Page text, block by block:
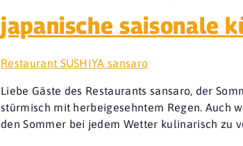
japanische saisonale
Restaurant SUSHIYA sansaro
Liebe Gäste des Restaurants sansaro, der
stürmisch mit herbeigesehntem Regen. Auch
den Sommer bei jedem Wetter kulinarisch zu